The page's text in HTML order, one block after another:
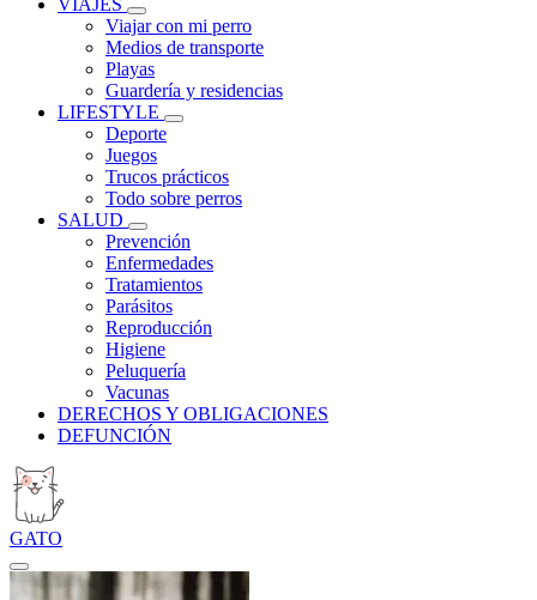
VIAJES
Viajar con mi perro
Medios de transporte
Playas
Guardería y residencias
LIFESTYLE
Deporte
Juegos
Trucos prácticos
Todo sobre perros
SALUD
Prevención
Enfermedades
Tratamientos
Parásitos
Reproducción
Higiene
Peluquería
Vacunas
DERECHOS Y OBLIGACIONES
DEFUNCIÓN
GATO